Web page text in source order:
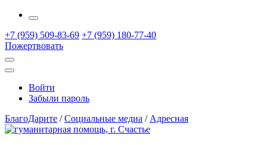
More
+7 (959) 509-83-69 +7 (959) 180-77-40
Пожертвовать
Открыть
поиск
Профиль
Войти
Забыли пароль
БлагоДарите /Социальные медиа / Адресная